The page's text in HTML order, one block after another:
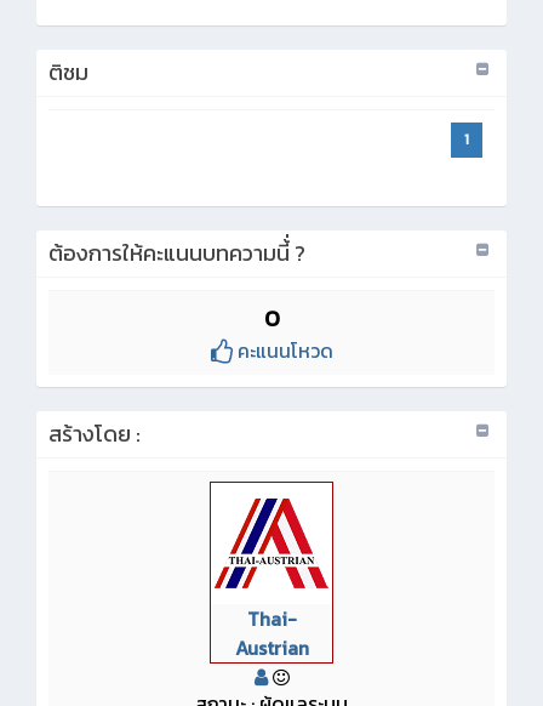
ติชม
1
ต้องการให้คะแนนบทความนี้่ ?
0
คะแนนโหวด
สร้างโดย :
Thai-
Austrian